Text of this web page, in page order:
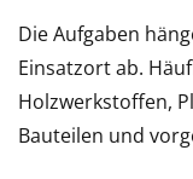
Die Aufgaben
Einsatzort ab.
Holzwerkstoffen,
Bauteilen und